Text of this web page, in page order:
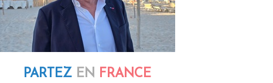
PARTEZ EN FRANCE